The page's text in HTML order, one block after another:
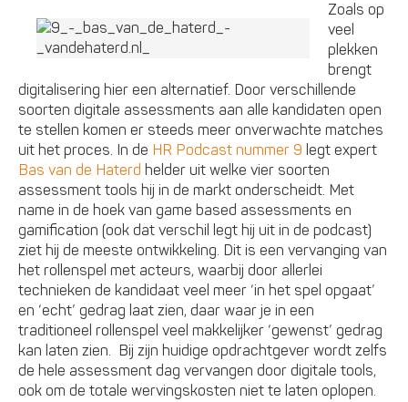
Zoals op
veel
plekken
brengt
digitalisering hier een alternatief. Door verschillende
soorten digitale assessments aan alle kandidaten open
te stellen komen er steeds meer onverwachte matches
uit het proces. In de HR Podcast nummer 9 legt expert
Bas van de Haterd helder uit welke vier soorten
assessment tools hij in de markt onderscheidt. Met
name in de hoek van game based assessments en
gamification (ook dat verschil legt hij uit in de podcast)
ziet hij de meeste ontwikkeling. Dit is een vervanging van
het rollenspel met acteurs, waarbij door allerlei
technieken de kandidaat veel meer ‘in het spel opgaat’
en ‘echt’ gedrag laat zien, daar waar je in een
traditioneel rollenspel veel makkelijker ‘gewenst’ gedrag
kan laten zien. Bij zijn huidige opdrachtgever wordt zelfs
de hele assessment dag vervangen door digitale tools,
ook om de totale wervingskosten niet te laten oplopen.